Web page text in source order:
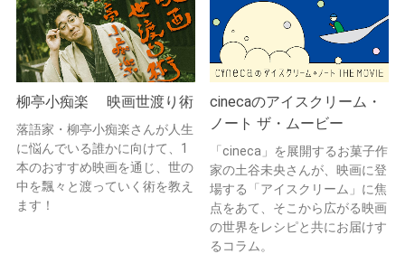
柳亭小痴楽 映画世渡り術
落語家・柳亭小痴楽さんが人生
に悩んでいる誰かに向けて、1
本のおすすめ映画を通じ、世の
中を飄々と渡っていく術を教え
ます！
cinecaのアイスクリーム・
ノート ザ・ムービー
「cineca」を展開するお菓子作
家の土谷未央さんが、映画に登
場する「アイスクリーム」に焦
点をあて、そこから広がる映画
の世界をレシピと共にお届けす
るコラム。